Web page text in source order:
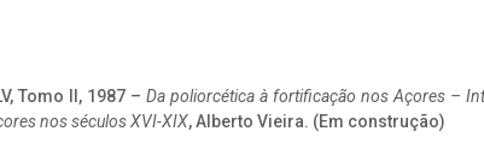
Tomo II, 1987 – Da poliorcética à fortificação nos Açores –
nos séculos XVI-XIX, Alberto Vieira. (Em construção)